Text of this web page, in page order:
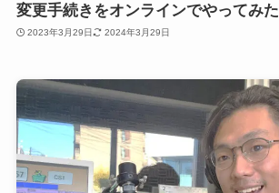
変更手続きをオンラインでやってみた
2023年3月29日 2024年3月29日